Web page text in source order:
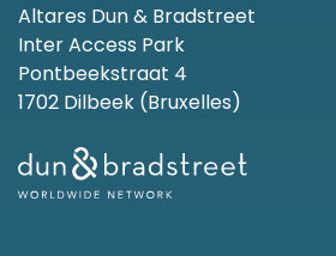
Altares Dun & Bradstreet
Inter Access Park
Pontbeekstraat 4
1702 Dilbeek (Bruxelles)